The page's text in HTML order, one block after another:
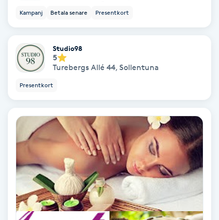
MicroPen
Nagelförlängning
Nagelförlängning akryl
Nagelförlängning gelé
Kampanj Betala senare Presentkort
Studio98
5
Turebergs Allé 44, Sollentuna
Presentkort